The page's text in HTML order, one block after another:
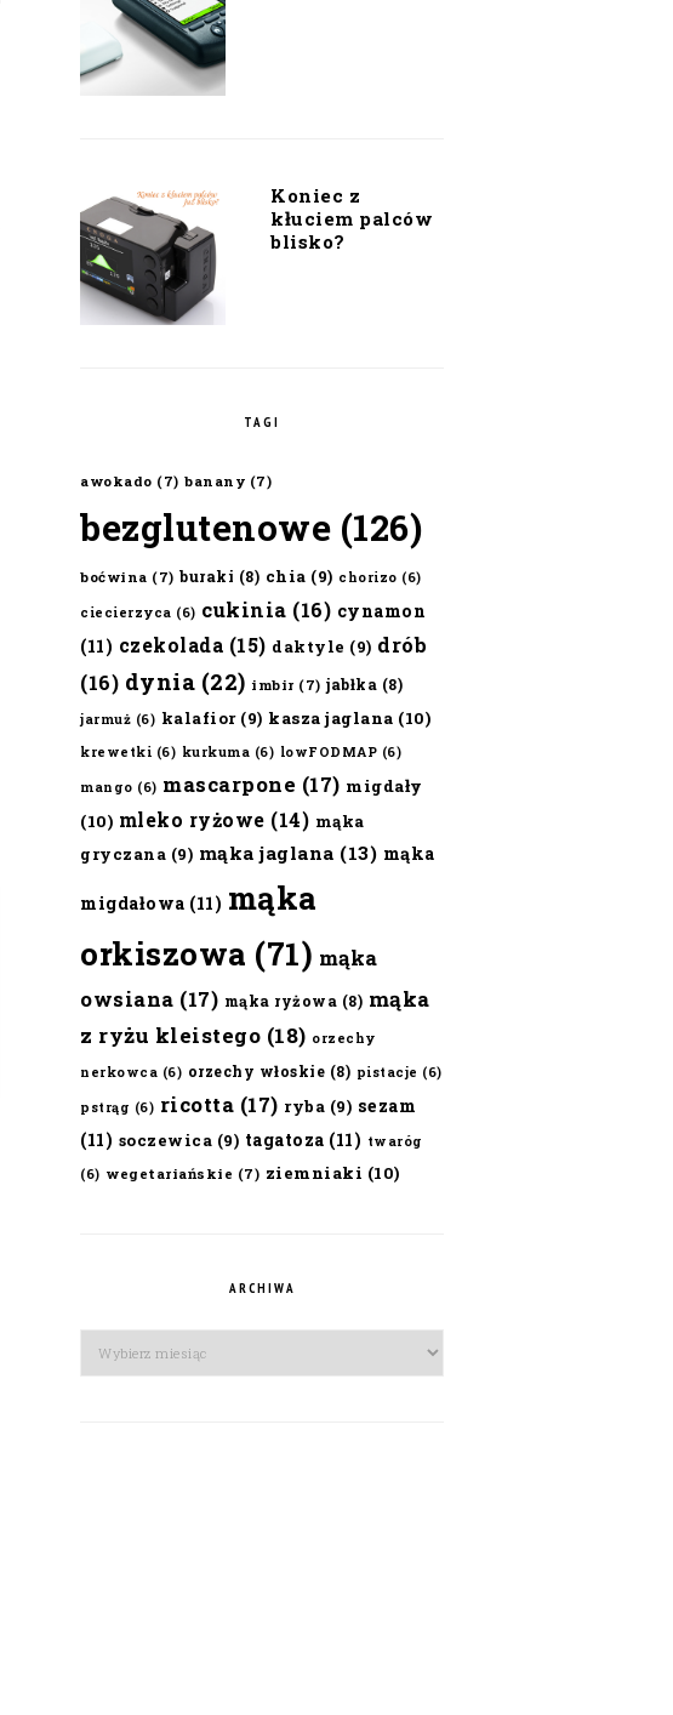
Koniec z
kłuciem palców
blisko?
TAGI
awokado (7) banany (7)
bezglutenowe (126)
boćwina (7) buraki (8) chia (9) chorizo (6)
ciecierzyca (6) cukinia (16) cynamon
(11) czekolada (15) daktyle (9) drób
(16) dynia (22) imbir (7) jabłka (8)
jarmuż (6) kalafior(9) kasza jaglana (10)
krewetki (6) kurkuma (6) lowFODMAP (6)
mango (6) mascarpone (17) migdały
(10) mleko ryżowe (14) mąka
gryczana (9) mąka jaglana (13) mąka
migdałowa (11) mąka
orkiszowa (71) mąka
owsiana (17) mąka ryżowa (8) mąka
z ryżu kleistego (18) orzechy
nerkowca (6) orzechy włoskie (8) pistacje (6)
pstrąg (6) ricotta (17) ryba (9) sezam
(11) soczewica (9) tagatoza (11) twaróg
(6) wegetariańskie (7) ziemniaki (10)
ARCHIWA
Archiwa